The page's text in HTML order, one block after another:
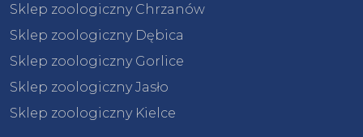
Sklep zoologiczny Chrzanów
Sklep zoologiczny Dębica
Sklep zoologiczny Gorlice
Sklep zoologiczny Jasło
Sklep zoologiczny Kielce